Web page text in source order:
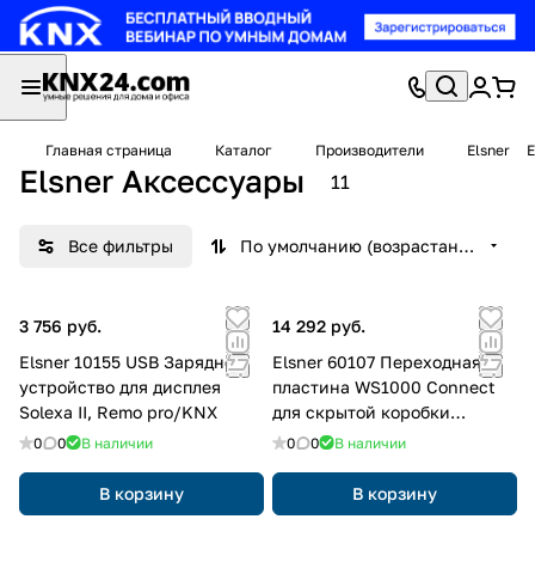
Главная страница Каталог Производители Elsner
Elsner Аксессуары 11
Все фильтры По умолчанию (возрастание)
3 756 руб.
Elsner 10155 USB Зарядное
устройство для дисплея
Solexa II, Remo pro/KNX
0 0 В наличии
В корзину
14 292 руб.
Elsner 60107 Переходная
пластина WS1000 Connect
для скрытой коробки
WS1000 без касания
0 0 В наличии
В корзину